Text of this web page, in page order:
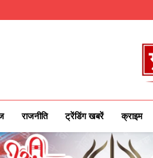
राजनीति ट्रेंडिंग खबरें क्राइम